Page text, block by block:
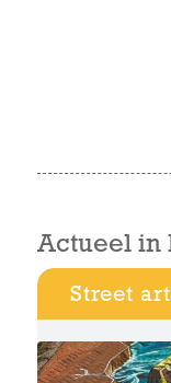
Actueel in
Street